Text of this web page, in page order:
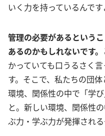
いく力を持っているんです
管理の必要があるという
あるのかもしれないです。
かっていても口うるさく
す。そこで、私たちの団
環境、関係性の中で「学
と。新しい環境、関係性
ぶ力・学ぶ力が発揮され